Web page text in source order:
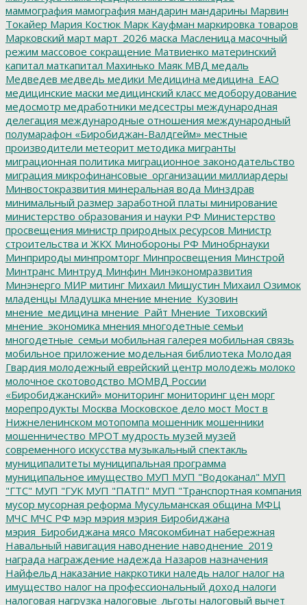
маммография мамография мандарин мандарины Марвин
Токайер Мария Костюк Марк Кауфман маркировка товаров
Марковский март март_2026 маска Масленица масочный
режим массовое сокращение Матвиенко материнский
капитал маткапитал Махинько Маяк МВД медаль
Медведев медведь медики Медицина медицина_ЕАО
медицинские маски медицинский класс медоборудование
медосмотр медработники медсестры международная
делегация международные отношения международный
полумарафон «Биробиджан-Валдгейм» местные
производители метеорит методика мигранты
миграционная политика миграционное законодательство
миграция микрофинансовые_организации миллиардеры
Минвостокразвития минеральная вода Минздрав
минимальный размер заработной платы минирование
министерство образования и науки РФ Министерство
просвещения министр природных ресурсов Министр
строительства и ЖКХ Минобороны РФ Минобрнауки
Минприроды минпромторг Минпросвещения Минстрой
Минтранс Минтруд Минфин Минэкономразвития
Минэнерго МИР митинг Михаил Мишустин Михаил Озимок
младенцы Младушка мнение мнение_Кузовин
мнение_медицина мнение_Райт Мнение_Тиховский
мнение_экономика мнения многодетные семьи
многодетные_семьи мобильная галерея мобильная связь
мобильное приложение модельная библиотека Молодая
Гвардия молодежный еврейский центр молодежь молоко
молочное скотоводство МОМВД России
«Биробиджанский» мониторинг мониторинг цен морг
морепродукты Москва Московское дело мост Мост в
Нижнеленинском мотопомпа мошенник мошенники
мошенничество МРОТ мудрость музей музей
современного искусства музыкальный спектакль
муниципалитеты муниципальная программа
муниципальное имущество МУП МУП "Водоканал" МУП
"ГТС" МУП "ГУК МУП "ПАТП" МУП "Транспортная компания
мусор мусорная реформа Мусульманская община МФЦ
МЧС МЧС РФ мэр мэрия мэрия Биробиджана
мэрия_Биробиджана мясо Мясокомбинат набережная
Навальный навигация наводнение наводнение_2019
награда награждение надежда Назаров назначения
Найфельд наказание накркотики наледь налог налог на
имущество налог на профессиональный доход налоги
налоговая нагрузка налоговые_льготы налоговый вычет